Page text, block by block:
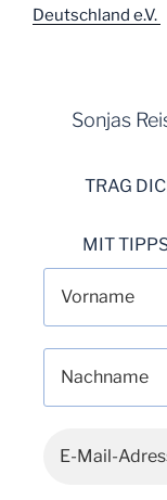
Deutschland e.V.
Sonjas
TRAG
MIT